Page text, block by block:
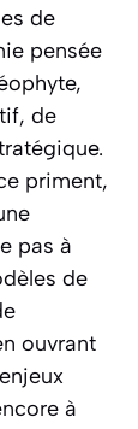
de
pensée
de
priment,
pas à
de
ouvrant
à